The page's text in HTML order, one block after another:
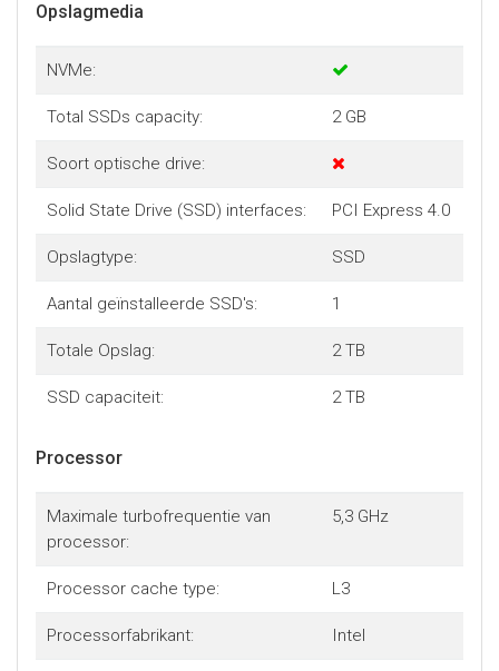
Opslagmedia
NVMe:
Total SSDs capacity: 2 GB
Soort optische drive:
Solid State Drive (SSD) interfaces: PCI Express 4.0
Opslagtype: SSD
Aantal geïnstalleerde SSD's: 1
Totale Opslag: 2 TB
SSD capaciteit: 2 TB
Processor
Maximale turbofrequentie van
processor:
5,3 GHz
Processor cache type: L3
Processorfabrikant: Intel